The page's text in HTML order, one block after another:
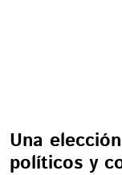
Una
políticos y